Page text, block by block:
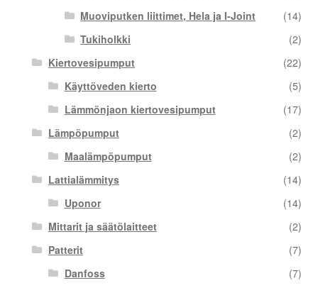
Muoviputken liittimet, Hela ja I-Joint
(14)
Tukiholkki
(2)
Kiertovesipumput
(22)
Käyttöveden kierto
(5)
Lämmönjaon kiertovesipumput
(17)
Lämpöpumput
(2)
Maalämpöpumput
(2)
Lattialämmitys
(14)
Uponor
(14)
Mittarit ja säätölaitteet
(2)
Patterit
(7)
Danfoss
(7)